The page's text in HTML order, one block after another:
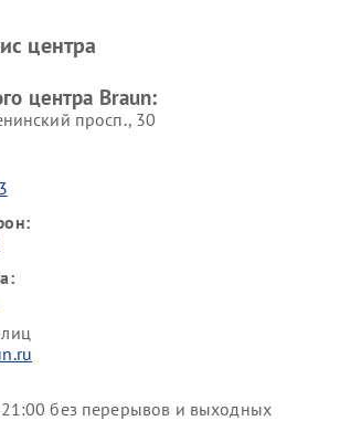
центра
центра Braun:
просп., 30
без перерывов и выходных